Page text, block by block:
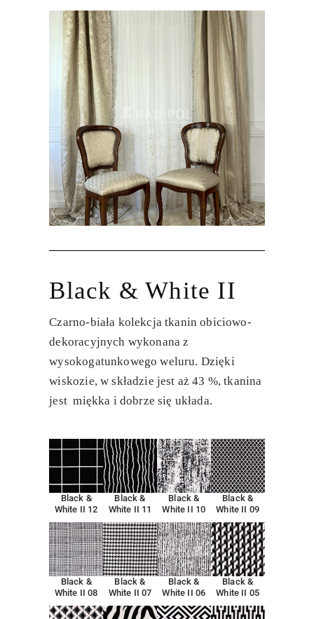
Black & White II
Czarno-biała kolekcja tkanin obiciowo-
dekoracyjnych wykonana z
wysokogatunkowego weluru. Dzięki
wiskozie, w składzie jest aż 43 %, tkanina
jest miękka i dobrze się układa.
Black &
White II 12
Black &
White II 11
Black &
White II 10
Black &
White II 09
Black &
White II 08
Black &
White II 07
Black &
White II 06
Black &
White II 05